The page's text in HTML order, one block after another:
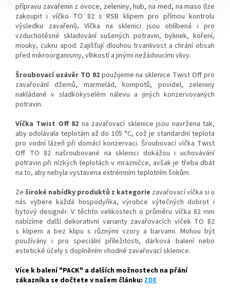
přípravu zavařenin z ovoce, zeleniny, hub, na med, na maso (lze
zakoupit i víčko TO 82 s RSB klipem pro přímou kontrolu
výsledku zavaření). Víčka na sklenici jsou oblíbená i pro
vzduchotěsné skladování sušených potravin, bylinek, koření,
mouky, cukru apod. Zajišťují dlouhou trvanlivost a chrání obsah
před mikroorganismy, vlhkostí a jinými nežádoucími vlivy.
Šroubovací uzávěr TO 82použijeme na sklenice Twist Off pro
zavařování džemů, marmelád, kompotů, povidel, zeleniny
nakládané v sladkokyselém nálevu a jiných konzervovaných
potravin.
Víčka Twist Off 82 na zavařovací sklenice jsou navržena tak,
aby odolávala teplotám až do 105 °C, což je standardní teplota
pro vodní lázeň při domácí konzervaci. Šroubovací víčka Twist
Off TO 82 našroubované na sklenici dokážou i uchovávání
potravin při nízkých teplotách v mrazničce, avšak je třeba dbát
na to, aby nebyla vystavena extrémním teplotním šokům.
Ze široké nabídky produktů z kategorie zavařovací víčka si u
nás vybere každá hospodyňka, výrobce výtečných dobrot i
bytový designér.V těchto velikostech o průměru víčka 82 mm
nabízíme další dekorativní varianty zavařovacích víček TO 82
s klipem a bez klipu s různými vzory a barvami. Mohou být
používány i pro speciální příležitosti, dárková balení nebo
estetické účely s doplněním vhodné zavařovací sklenice.
Více k balení "PACK" a dalších možnostech na přání
zákazníka se dočtete v našem článku: ZDE